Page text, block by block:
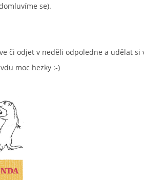
se).
či odjet v neděli odpoledne a udělat si
moc hezky :-)